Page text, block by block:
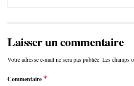
Laisser un commentaire
Votre adresse e-mail ne sera pas publiée. Les champs
Commentaire *